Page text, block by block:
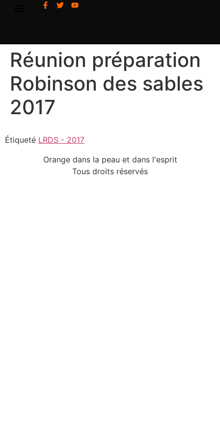
Réunion préparation
Robinson des sables
2017
Étiqueté LRDS - 2017
Orange dans la peau et dans l'esprit
Tous droits réservés